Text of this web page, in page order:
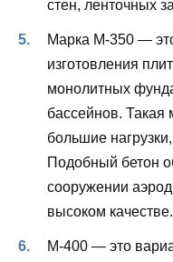
стен, ленточных
Марка М-350 —
изготовления
монолитных
бассейнов. Такая
большие
Подобный бетон
сооружении
высоком качестве.
М-400 — это